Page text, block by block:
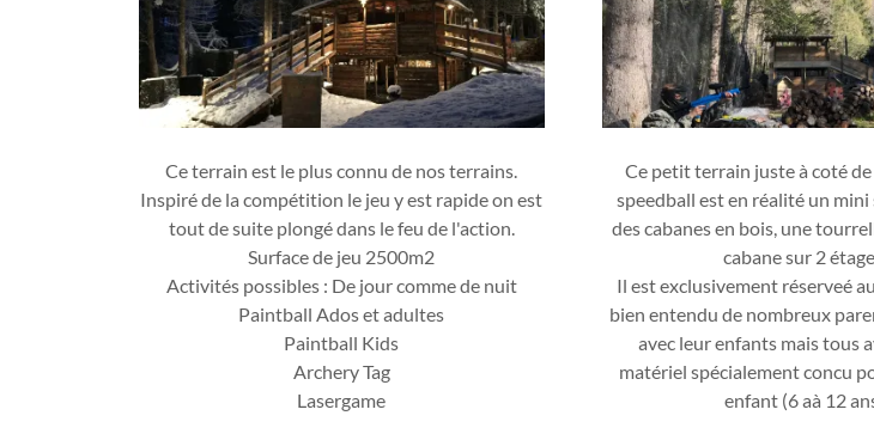
Ce terrain est le plus connu de nos terrains.
Inspiré de la compétition le jeu y est rapide on est
tout de suite plongé dans le feu de l'action.
Surface de jeu 2500m2
Activités possibles : De jour comme de nuit
Paintball Ados et adultes
Paintball Kids
Archery Tag
Lasergame
Ce petit terrain juste à coté
speedball est en réalité un mini
des cabanes en bois, une
cabane sur 2
Il est exclusivement réserveé
bien entendu de nombreux
avec leur enfants mais tous
matériel spécialement concu
enfant (6 aà 12